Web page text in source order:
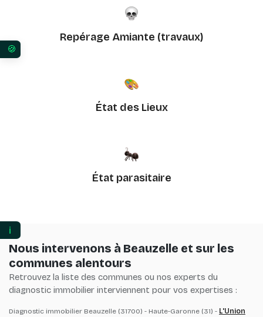
Repérage Amiante (travaux)
État des Lieux
État parasitaire
Nous intervenons à Beauzelle et sur les
communes alentours
Retrouvez la liste des communes ou nos experts du
diagnostic immobilier interviennent pour vos expertises :
Diagnostic immobilier Beauzelle (31700) - Haute-Garonne (31) - L'Union
ℹ️